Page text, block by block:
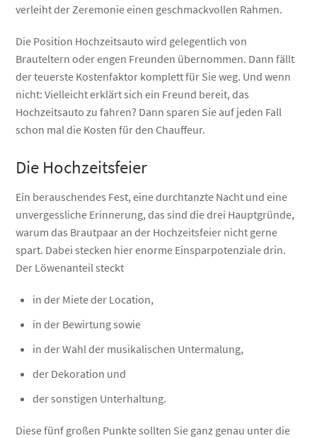
verleiht der Zeremonie einen geschmackvollen Rahmen.
Die Position Hochzeitsauto wird gelegentlich von
Brauteltern oder engen Freunden übernommen. Dann fällt
der teuerste Kostenfaktor komplett für Sie weg. Und wenn
nicht: Vielleicht erklärt sich ein Freund bereit, das
Hochzeitsauto zu fahren? Dann sparen Sie auf jeden Fall
schon mal die Kosten für den Chauffeur.
Die Hochzeitsfeier
Ein berauschendes Fest, eine durchtanzte Nacht und eine
unvergessliche Erinnerung, das sind die drei Hauptgründe,
warum das Brautpaar an der Hochzeitsfeier nicht gerne
spart. Dabei stecken hier enorme Einsparpotenziale drin.
Der Löwenanteil steckt
in der Miete der Location,
in der Bewirtung sowie
in der Wahl der musikalischen Untermalung,
der Dekoration und
der sonstigen Unterhaltung.
Diese fünf großen Punkte sollten Sie ganz genau unter die